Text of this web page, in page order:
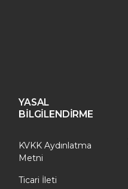
YASAL
BİLGİLENDİRME
KVKK Aydınlatma
Metni
Ticari İleti